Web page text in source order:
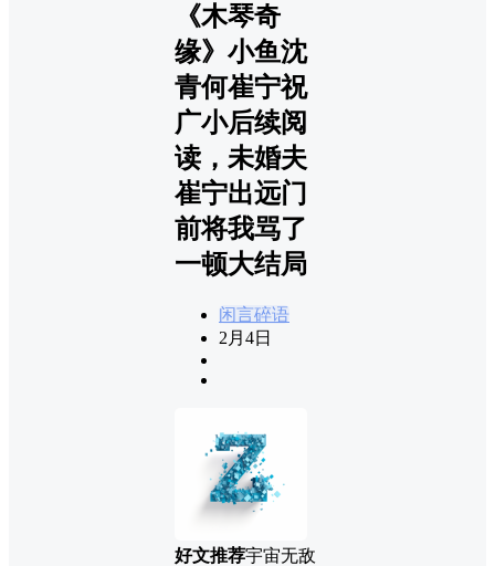
《木琴奇
缘》小鱼沈
青何崔宁祝
广小后续阅
读，未婚夫
崔宁出远门
前将我骂了
一顿大结局
闲言碎语
2月4日
好文推荐宇宙无敌